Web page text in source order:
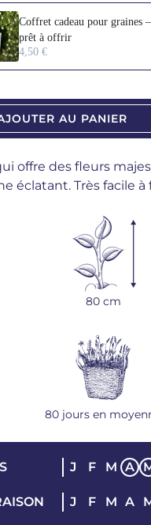
and Next buttons to
Coffret cadeau pour graines –
prêt à offrir
4,50 €
AU PANIER
offre des fleurs
éclatant. Très facile à
80 cm
80 jours en
J F M A
J F M A